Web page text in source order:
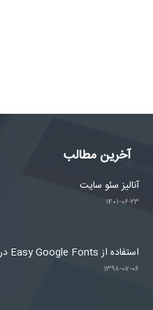
آخرین مطالب
آنالیز سئو سایت
۱۴۰۱-۰۶-۲۳
استفاده از Easy Google Fonts در وردپرس
۱۳۹۸-۰۷-۰۶